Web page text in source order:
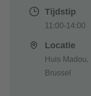
Tijdstip
11:00-14:00
Locatie
Huis
Brussel